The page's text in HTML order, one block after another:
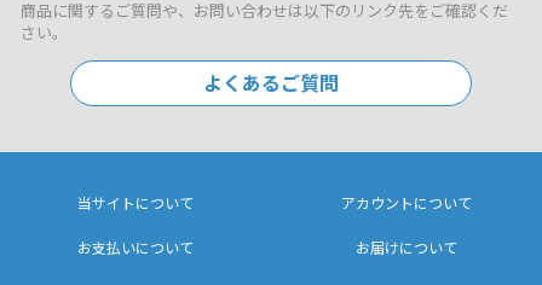
商品に関するご質問や、お問い合わせは以下のリンク先をご確認くだ
さい。
よくあるご質問
当サイトについて アカウントについて
お支払いについて お届けについて